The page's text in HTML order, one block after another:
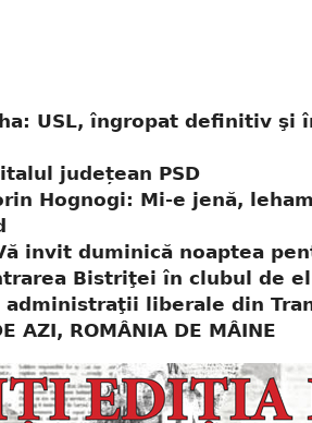
USL, îngropat definitiv şi
județean PSD
Hognogi: Mi-e jenă,
invit duminică noaptea
Bistriţei în clubul de
administraţii liberale din
AZI, ROMÂNIA DE MÂINE